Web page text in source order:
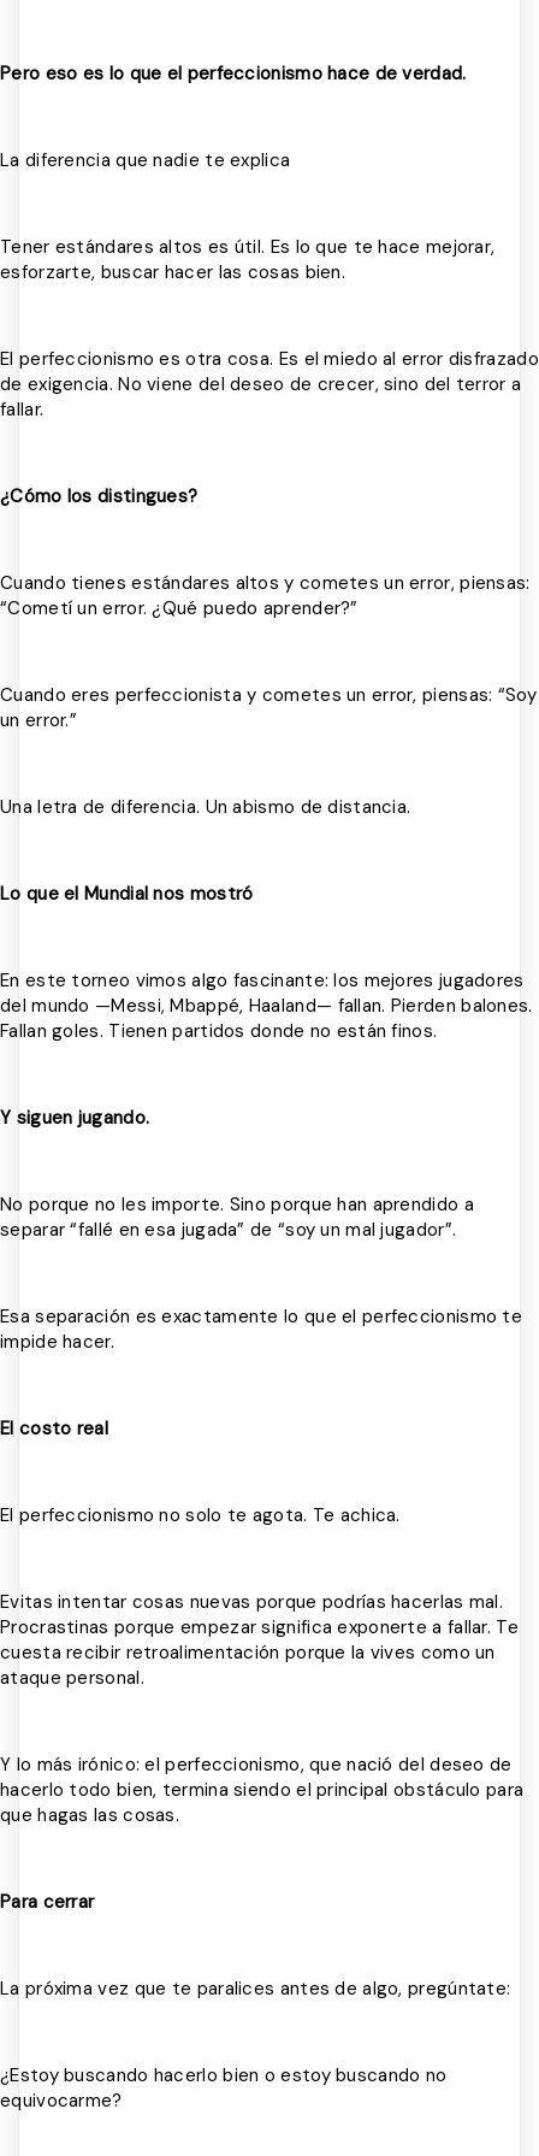
Pero eso es lo que el perfeccionismo hace de verdad.
La diferencia que nadie te explica
Tener estándares altos es útil. Es lo que te hace mejorar,
esforzarte, buscar hacer las cosas bien.
El perfeccionismo es otra cosa. Es el miedo al error disfrazado
de exigencia. No viene del deseo de crecer, sino del terror a
fallar.
¿Cómo los distingues?
Cuando tienes estándares altos y cometes un error, piensas:
“Cometí un error. ¿Qué puedo aprender?”
Cuando eres perfeccionista y cometes un error, piensas: “Soy
un error.”
Una letra de diferencia. Un abismo de distancia.
Lo que el Mundial nos mostró
En este torneo vimos algo fascinante: los mejores jugadores
del mundo —Messi, Mbappé, Haaland— fallan. Pierden balones.
Fallan goles. Tienen partidos donde no están finos.
Y siguen jugando.
No porque no les importe. Sino porque han aprendido a
separar “fallé en esa jugada” de “soy un mal jugador”.
Esa separación es exactamente lo que el perfeccionismo te
impide hacer.
El costo real
El perfeccionismo no solo te agota. Te achica.
Evitas intentar cosas nuevas porque podrías hacerlas mal.
Procrastinas porque empezar significa exponerte a fallar. Te
cuesta recibir retroalimentación porque la vives como un
ataque personal.
Y lo más irónico: el perfeccionismo, que nació del deseo de
hacerlo todo bien, termina siendo el principal obstáculo para
que hagas las cosas.
Para cerrar
La próxima vez que te paralices antes de algo, pregúntate:
¿Estoy buscando hacerlo bien o estoy buscando no
equivocarme?